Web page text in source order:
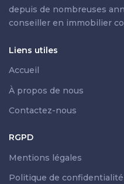
depuis de nombreuses
conseiller en immobilier
Liens utiles
Accueil
À propos de nous
Contactez-nous
RGPD
Mentions légales
Politique de confidentialité